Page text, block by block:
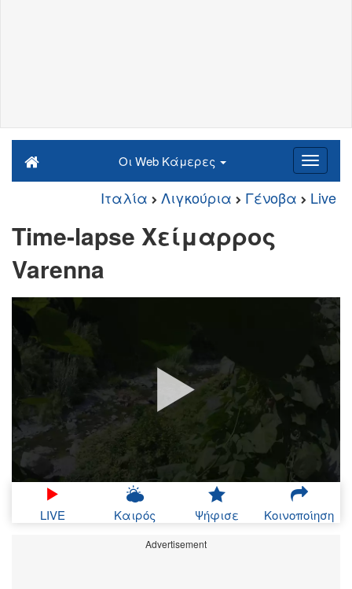
Οι Web Κάμερες
Ιταλία Λιγκούρια Γένοβα Live
Time-lapse Χείμαρρος
Varenna
LIVE Καιρός Ψήφισε Κοινοποίηση
Advertisement